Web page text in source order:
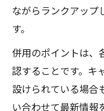
ながらランクアップ
す。
併用のポイントは、
認することです。キ
設けられている場合
い合わせて最新情報